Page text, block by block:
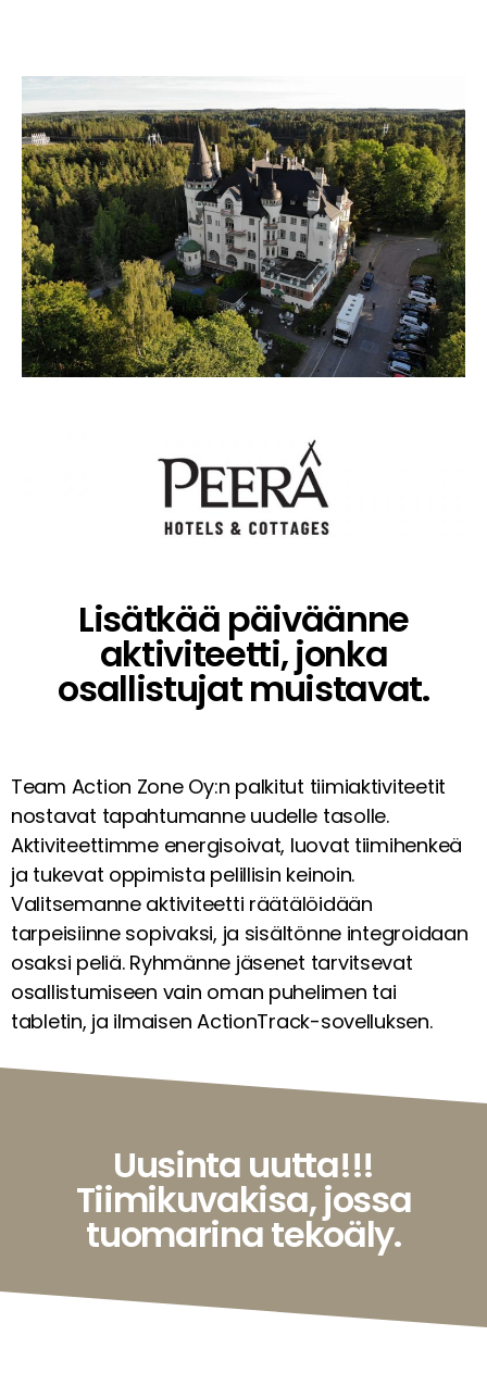
Lisätkää päiväänne
aktiviteetti, jonka
osallistujat muistavat.
Team Action Zone Oy:n palkitut tiimiaktiviteetit
nostavat tapahtumanne uudelle tasolle.
Aktiviteettimme energisoivat, luovat tiimihenkeä
ja tukevat oppimista pelillisin keinoin.
Valitsemanne aktiviteetti räätälöidään
tarpeisiinne sopivaksi, ja sisältönne integroidaan
osaksi peliä. Ryhmänne jäsenet tarvitsevat
osallistumiseen vain oman puhelimen tai
tabletin, ja ilmaisen ActionTrack-sovelluksen.
Uusinta uutta!!!
Tiimikuvakisa, jossa
tuomarina tekoäly.